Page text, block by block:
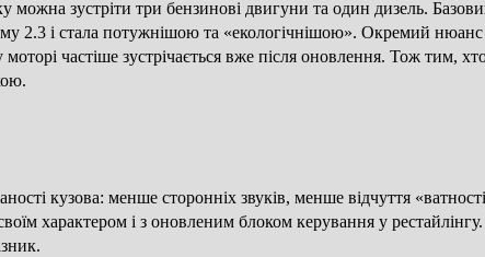
зустріти три бензинові двигуни та один дизель.
2.3 і стала потужнішою та «екологічнішою». Окремий нюанс
частіше зустрічається вже після оновлення. Тож тим,
кузова: менше сторонніх звуків, менше відчуття
характером і з оновленим блоком керування у